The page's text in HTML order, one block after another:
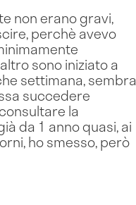
non erano gravi,
perchè avevo
sono iniziato a
settimana, sembra
succedere
la
da 1 anno quasi, ai
ho smesso, però